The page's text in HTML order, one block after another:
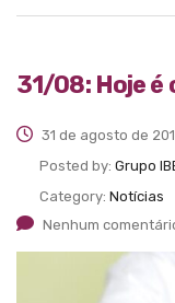
31/08: Hoje é
31 de agosto de
Posted by: Grupo
Category: Notícias
Nenhum